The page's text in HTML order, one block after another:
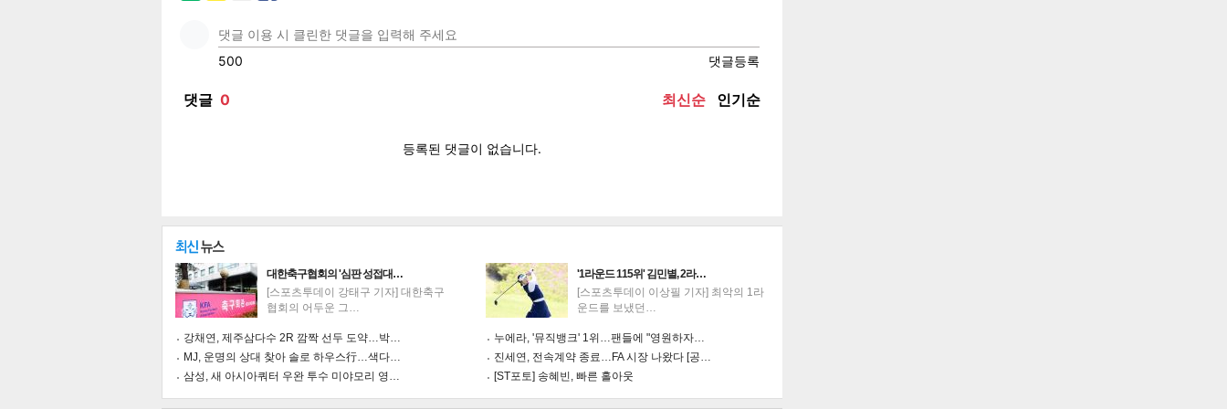
기
트위 카카 인쇄 목록
대한축구협회의 '심판 성접대…
[스포츠투데이 강태구 기자] 대한축구
협회의 어두운 그…
강채연, 제주삼다수 2R 깜짝 선두 도약…박…
MJ, 운명의 상대 찾아 솔로 하우스行…색다…
삼성, 새 아시아쿼터 우완 투수 미야모리 영…
'1라운드 115위' 김민별, 2라…
[스포츠투데이 이상필 기자] 최악의 1라
운드를 보냈던…
누에라, '뮤직뱅크' 1위…팬들에 "영원하자…
진세연, 전속계약 종료…FA 시장 나왔다 [공…
[ST포토] 송혜빈, 빠른 홀아웃